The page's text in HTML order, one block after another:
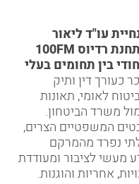
עו"דליאור
, משודרת מדי שבוע בתחנת רדיוס 100FM
בין תחומים בעלי
כעורך דין ותיק
לאומי,תאונות
משרד הביטחון.
המשפטיים הצרים,
נפרד מהמרקם
מעשי לציבור ומעודדת
אחריות והוגנות.